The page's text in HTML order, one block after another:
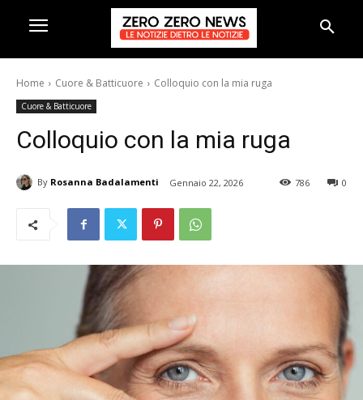
Home Cuore & Batticuore Colloquio con la mia ruga
Cuore & Batticuore
Colloquio con la mia ruga
By Rosanna Badalamenti Gennaio 22, 2026 0
786